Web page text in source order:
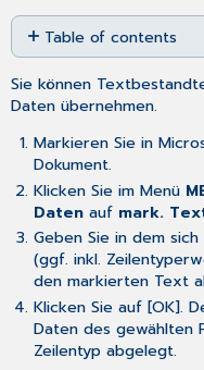
Save
as
PDF
Table of contents
No
headers
Sie können
Daten übernehmen.
Markieren Sie in
Dokument.
Klicken Sie im Menü
Datenauf mark.
Geben Sie in dem
(ggf. inkl.
den markierten Text
Klicken Sie auf [OK].
Daten des gewählten
Zeilentyp abgelegt.